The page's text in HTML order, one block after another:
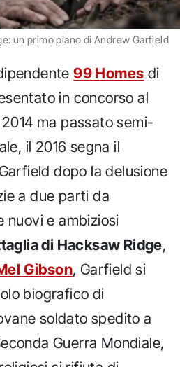
un primo piano di Andrew Garfield
99 Homes di
in concorso al
ma passato semi-
il 2016 segna il
dopo la delusione
a due parti da
nuovi e ambiziosi
di Hacksaw Ridge,
Gibson, Garfield si
biografico di
soldato spedito a
Guerra Mondiale,